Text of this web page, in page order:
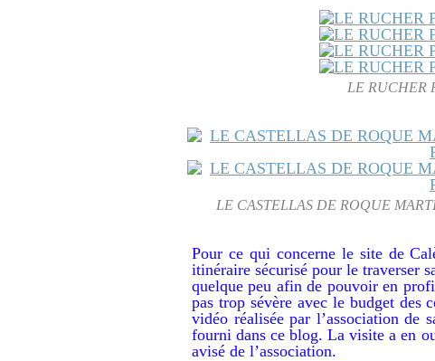
LE RUCHER
LE CASTELLAS DE ROQUE
Pour ce qui concerne le site de
itinéraire sécurisé pour le traverser
quelque peu afin de pouvoir en
pas trop sévère avec le budget des
vidéo réalisée par l’association de
fourni dans ce blog. La visite a en
avisé de l’association.